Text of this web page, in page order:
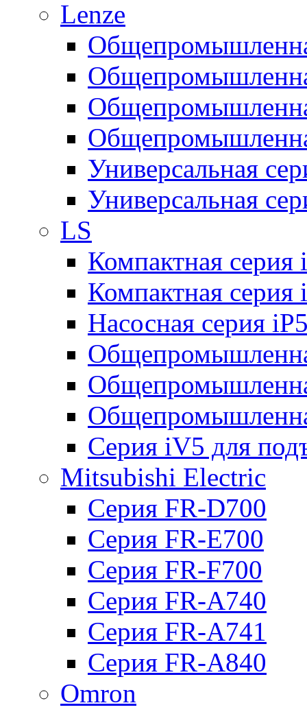
Lenze
Универсальная
Универсальная
LS
Компактная серия
Компактная серия
Насосная серия
Серия iV5 для
Mitsubishi Electric
Серия FR-D700
Серия FR-E700
Серия FR-F700
Серия FR-А740
Серия FR-А741
Серия FR-А840
Omron